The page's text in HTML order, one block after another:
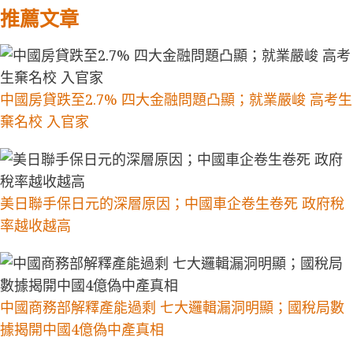
推薦文章
中國房貸跌至2.7% 四大金融問題凸顯；就業嚴峻 高考生
棄名校 入官家
美日聯手保日元的深層原因；中國車企卷生卷死 政府稅
率越收越高
中國商務部解釋產能過剩 七大邏輯漏洞明顯；國稅局數
據揭開中國4億偽中產真相